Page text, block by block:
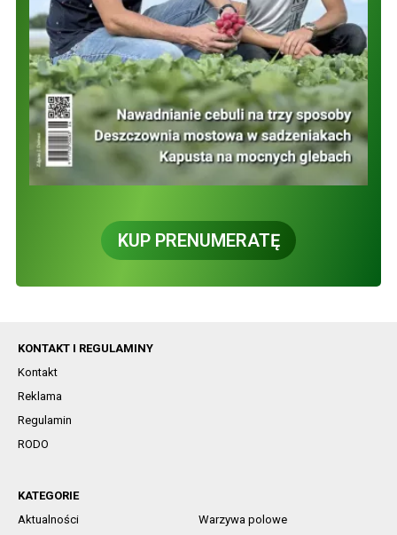
KUP PRENUMERATĘ
KONTAKT I REGULAMINY
Kontakt
Reklama
Regulamin
RODO
KATEGORIE
Aktualności
Warzywa polowe